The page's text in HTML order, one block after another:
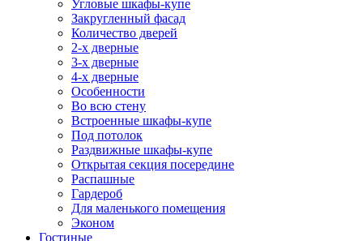
Угловые шкафы-купе
Закругленный фасад
Количество дверей
2-х дверные
3-х дверные
4-х дверные
Особенности
Во всю стену
Встроенные шкафы-купе
Под потолок
Раздвижные шкафы-купе
Открытая секция посередине
Распашные
Гардероб
Для маленького помещения
Эконом
Гостиные